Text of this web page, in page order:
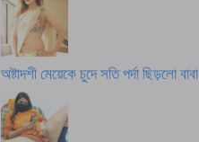
অষ্টাদশী মেয়েকে চুদে সতি পর্দা ছিড়লো বাবা